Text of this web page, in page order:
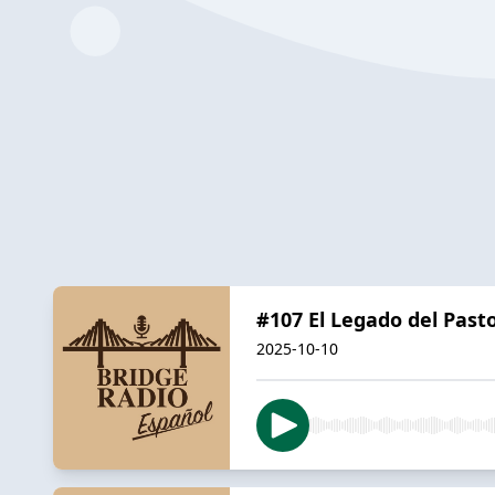
#107 El Legado del
2025-10-10